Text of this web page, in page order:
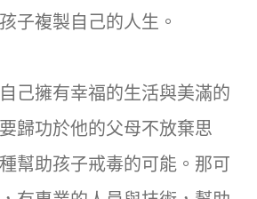
子複製自己的人生。
己擁有幸福的生活與美滿的
歸功於他的父母不放棄思
幫助孩子戒毒的可能。那可